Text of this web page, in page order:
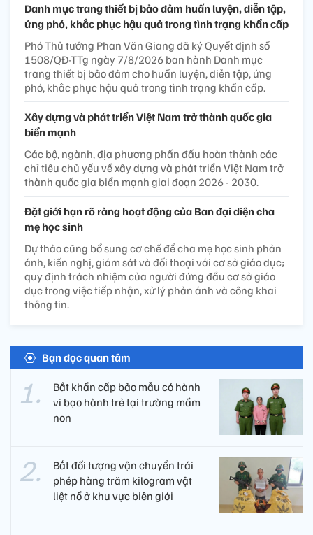
Danh mục trang thiết bị bảo đảm huấn luyện, diễn tập,
ứng phó, khắc phục hậu quả trong tình trạng khẩn cấp
Phó Thủ tướng Phan Văn Giang đã ký Quyết định số
1508/QĐ-TTg ngày 7/8/2026 ban hành Danh mục
trang thiết bị bảo đảm cho huấn luyện, diễn tập, ứng
phó, khắc phục hậu quả trong tình trạng khẩn cấp.
Xây dựng và phát triển Việt Nam trở thành quốc gia
biển mạnh
Các bộ, ngành, địa phương phấn đấu hoàn thành các
chỉ tiêu chủ yếu về xây dựng và phát triển Việt Nam trở
thành quốc gia biển mạnh giai đoạn 2026 - 2030.
Đặt giới hạn rõ ràng hoạt động của Ban đại diện cha
mẹ học sinh
Dự thảo cũng bổ sung cơ chế để cha mẹ học sinh phản
ánh, kiến nghị, giám sát và đối thoại với cơ sở giáo dục;
quy định trách nhiệm của người đứng đầu cơ sở giáo
dục trong việc tiếp nhận, xử lý phản ánh và công khai
thông tin.
Bạn đọc quan tâm
Bắt khẩn cấp bảo mẫu có hành
vi bạo hành trẻ tại trường mầm
non
Bắt đối tượng vận chuyển trái
phép hàng trăm kilogram vật
liệt nổ ở khu vực biên giới